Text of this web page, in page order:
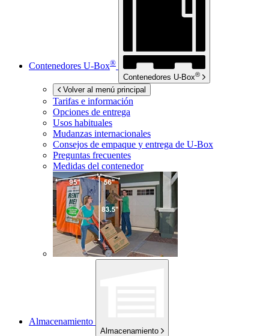
Contenedores U-Box®
Contenedores U-Box®
Volver al menú principal
Tarifas e información
Opciones de entrega
Usos habituales
Mudanzas internacionales
Consejos de empaque y entrega de U-Box
Preguntas frecuentes
Medidas del contenedor
Almacenamiento
Almacenamiento